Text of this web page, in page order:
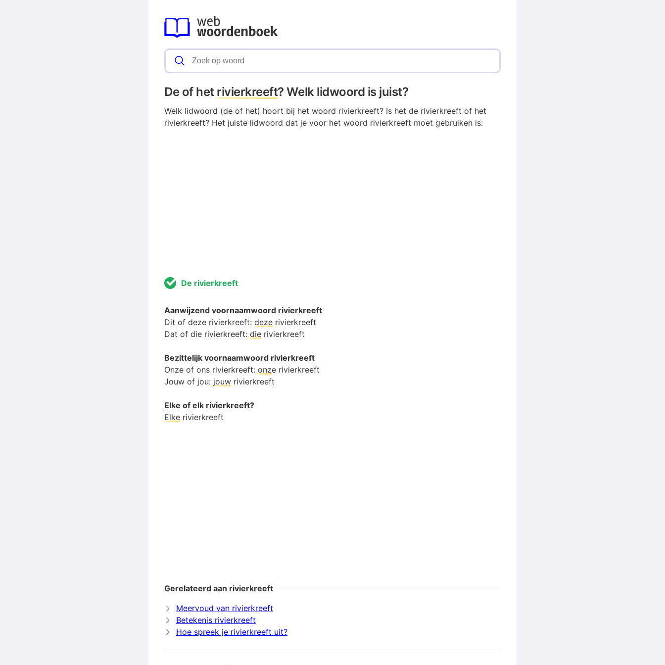
De of het rivierkreeft? Welk lidwoord is juist?
Welk lidwoord (de of het) hoort bij het woord rivierkreeft? Is het de rivierkreeft of het
rivierkreeft? Het juiste lidwoord dat je voor het woord rivierkreeft moet gebruiken is:
De rivierkreeft
Aanwijzend voornaamwoord rivierkreeft
Dit of deze rivierkreeft: deze rivierkreeft
Dat of die rivierkreeft: die rivierkreeft
Bezittelijk voornaamwoord rivierkreeft
Onze of ons rivierkreeft: onze rivierkreeft
Jouw of jou: jouw rivierkreeft
Elke of elk rivierkreeft?
Elke rivierkreeft
Gerelateerd aan rivierkreeft
Meervoud van rivierkreeft
Betekenis rivierkreeft
Hoe spreek je rivierkreeft uit?